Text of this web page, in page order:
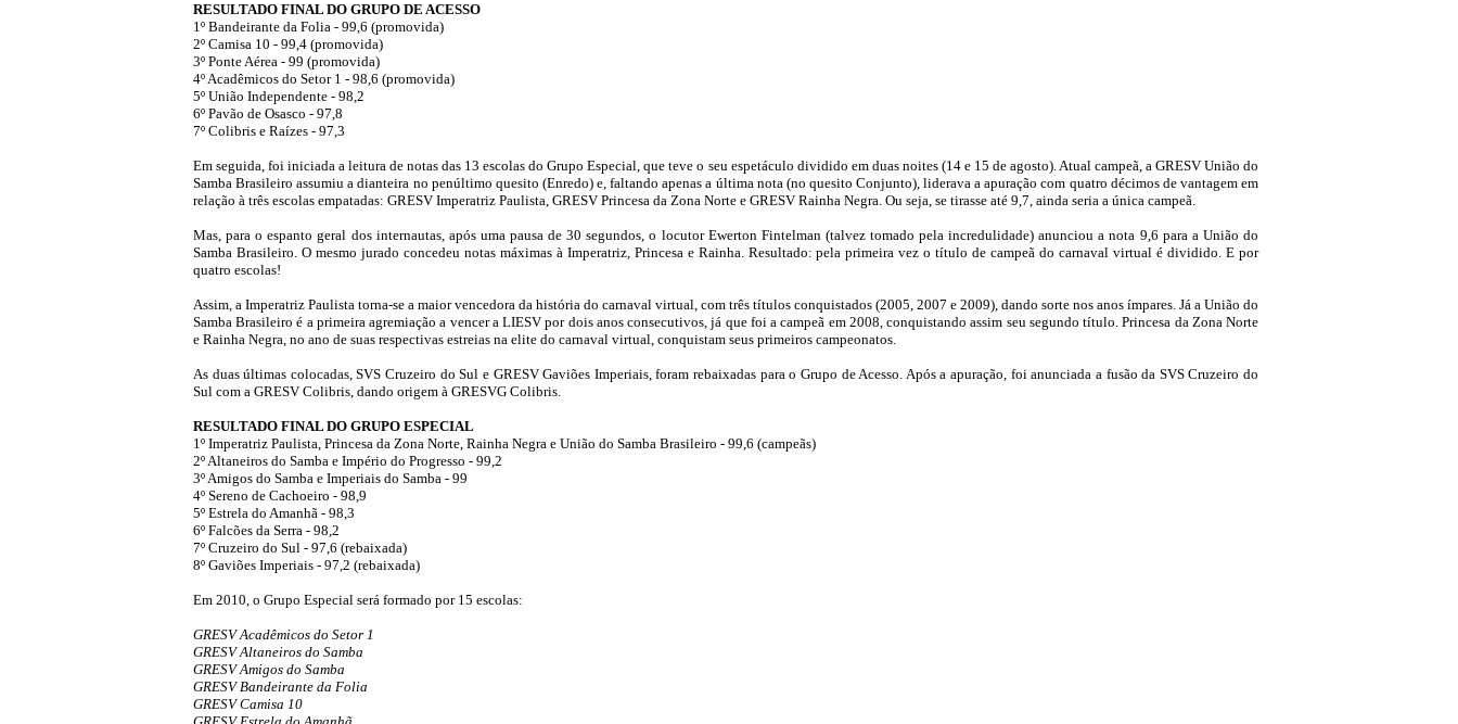
RESULTADO FINAL DO GRUPO DE ACESSO
1º Bandeirante da Folia - 99,6 (promovida)
2º Camisa 10 - 99,4 (promovida)
3º Ponte Aérea - 99 (promovida)
4º Acadêmicos do Setor 1 - 98,6 (promovida)
5º União Independente - 98,2
6º Pavão de Osasco - 97,8
7º Colibris e Raízes - 97,3
Em seguida, foi iniciada a leitura de notas das 13 escolas do Grupo Especial, que teve o seu espetáculo dividido em duas noites (14 e 15 de agosto). Atual campeã, a GRESV União do
Samba Brasileiro assumiu a dianteira no penúltimo quesito (Enredo) e, faltando apenas a última nota (no quesito Conjunto), liderava a apuração com quatro décimos de vantagem em
relação à três escolas empatadas: GRESV Imperatriz Paulista, GRESV Princesa da Zona Norte e GRESV Rainha Negra. Ou seja, se tirasse até 9,7, ainda seria a única campeã.
Mas, para o espanto geral dos internautas, após uma pausa de 30 segundos, o locutor Ewerton Fintelman (talvez tomado pela incredulidade) anunciou a nota 9,6 para a União do
Samba Brasileiro. O mesmo jurado concedeu notas máximas à Imperatriz, Princesa e Rainha. Resultado: pela primeira vez o título de campeã do carnaval virtual é dividido. E por
quatro escolas!
Assim, a Imperatriz Paulista torna-se a maior vencedora da história do carnaval virtual, com três títulos conquistados (2005, 2007 e 2009), dando sorte nos anos ímpares. Já a União do
Samba Brasileiro é a primeira agremiação a vencer a LIESV por dois anos consecutivos, já que foi a campeã em 2008, conquistando assim seu segundo título. Princesa da Zona Norte
e Rainha Negra, no ano de suas respectivas estreias na elite do carnaval virtual, conquistam seus primeiros campeonatos.
As duas últimas colocadas, SVS Cruzeiro do Sul e GRESV Gaviões Imperiais, foram rebaixadas para o Grupo de Acesso. Após a apuração, foi anunciada a fusão da SVS Cruzeiro do
Sul com a GRESV Colibris, dando origem à GRESVG Colibris.
RESULTADO FINAL DO GRUPO ESPECIAL
1º Imperatriz Paulista, Princesa da Zona Norte, Rainha Negra e União do Samba Brasileiro - 99,6 (campeãs)
2º Altaneiros do Samba e Império do Progresso - 99,2
3º Amigos do Samba e Imperiais do Samba - 99
4º Sereno de Cachoeiro - 98,9
5º Estrela do Amanhã - 98,3
6º Falcões da Serra - 98,2
7º Cruzeiro do Sul - 97,6 (rebaixada)
8º Gaviões Imperiais - 97,2 (rebaixada)
Em 2010, o Grupo Especial será formado por 15 escolas:
GRESV Acadêmicos do Setor 1
GRESV Altaneiros do Samba
GRESV Amigos do Samba
GRESV Bandeirante da Folia
GRESV Camisa 10